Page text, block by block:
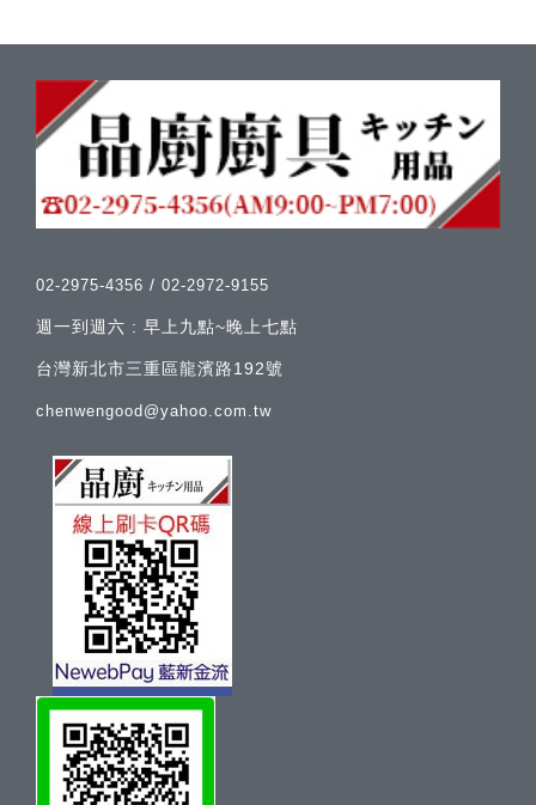
02-2975-4356 / 02-2972-9155
週一到週六 : 早上九點~晚上七點
台灣新北市三重區龍濱路192號
chenwengood@yahoo.com.tw